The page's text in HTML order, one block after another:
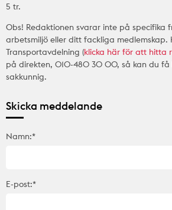
5 tr.
Obs! Redaktionen svarar inte på specifika
arbetsmiljö eller ditt fackliga medlemskap.
Transportavdelning (klicka här för att hitta
på direkten, 010-480 30 00, så kan du få
sakkunnig.
Skicka meddelande
Namn:*
E-post:*